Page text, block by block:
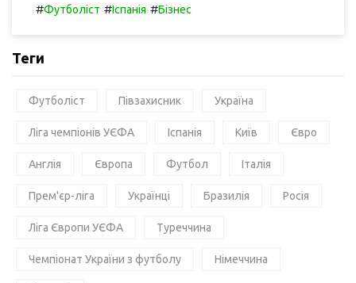
#Футболіст #Іспанія #Бізнес
Теги
Футболіст Півзахисник Україна
Ліга чемпіонів УЄФА Іспанія Київ Євро
Англія Європа Футбол Італія
Прем'єр-ліга Українці Бразилія Росія
Ліга Європи УЄФА Туреччина
Чемпіонат України з футболу Німеччина